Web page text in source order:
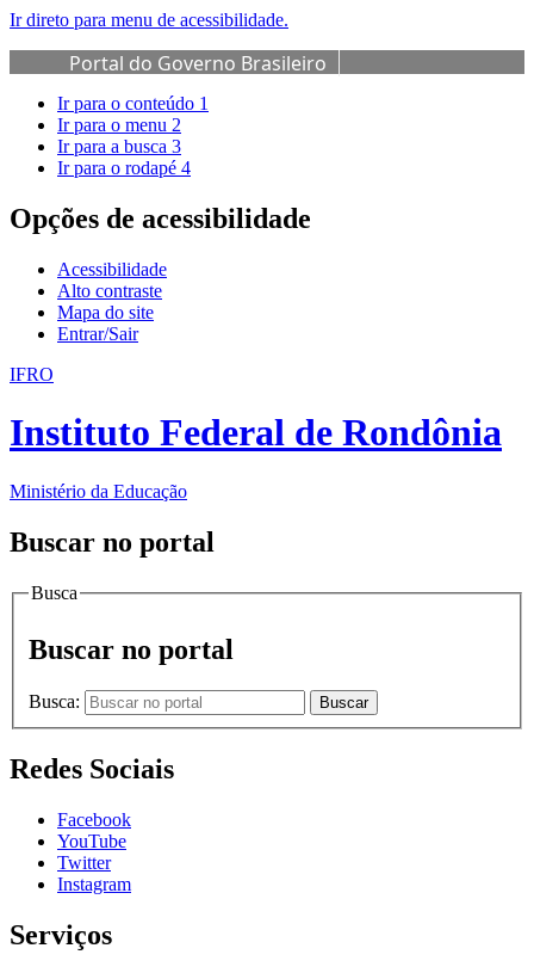
Ir direto para menu de acessibilidade.
Portal do Governo Brasileiro
Ir para o conteúdo 1
Ir para o menu 2
Ir para a busca 3
Ir para o rodapé 4
Opções de acessibilidade
Acessibilidade
Alto contraste
Mapa do site
Entrar/Sair
IFRO
Instituto Federal de Rondônia
Ministério da Educação
Buscar no portal
Busca
Buscar no portal
Busca: Buscar
Redes Sociais
Facebook
YouTube
Twitter
Instagram
Serviços